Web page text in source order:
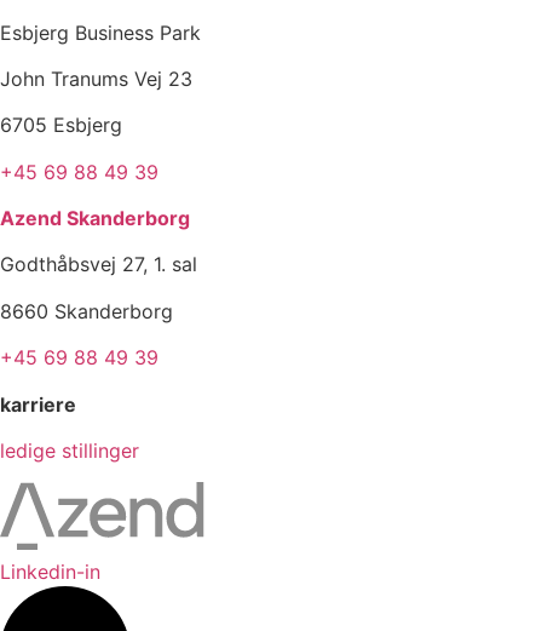
Esbjerg Business Park
John Tranums Vej 23
6705 Esbjerg
+45 69 88 49 39
Azend Skanderborg
Godthåbsvej 27, 1. sal
8660 Skanderborg
+45 69 88 49 39
karriere
ledige stillinger
Linkedin-in